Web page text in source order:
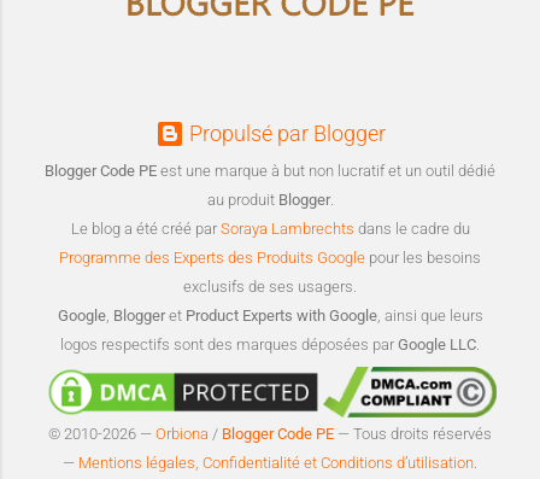
Propulsé par Blogger
Blogger Code PE est une marque à but non lucratif et un outil dédié
au produit Blogger.
Le blog a été créé par Soraya Lambrechts dans le cadre du
Programme des Experts des Produits Google pour les besoins
exclusifs de ses usagers.
Google, Bloggeret Product Experts with Google, ainsi que leurs
logos respectifs sont des marques déposées par Google LLC
© 2010-2026 — Orbiona / Blogger Code PE — Tous droits réservés
— Mentions légales, Confidentialité et Conditions d’utilisation.